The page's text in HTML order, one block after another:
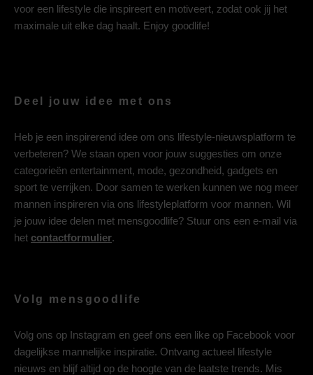
voor een lifestyle die inspireert en motiveert, zodat ook jij het
maximale uit elke dag haalt. Enjoy goodlife!
Deel jouw idee met ons
Heb je een inspirerend idee om ons lifestyle-nieuwsplatform te
verbeteren? We staan open voor jouw suggesties om onze
categorieën entertainment, mode, gezondheid, gadgets en
sport te verrijken. Door samen te werken kunnen we nog meer
mannen inspireren via ons lifestyleplatform voor mannen. Wil
je jouw idee delen met mensgoodlife? Stuur ons een e-mail via
het contactformulier.
Volg mensgoodlife
Volg ons op Instagram en geef ons een like op Facebook voor
dagelijkse mannelijke inspiratie. Ontvang actueel lifestyle
nieuws en blijf altijd op de hoogte van de laatste trends. Mis